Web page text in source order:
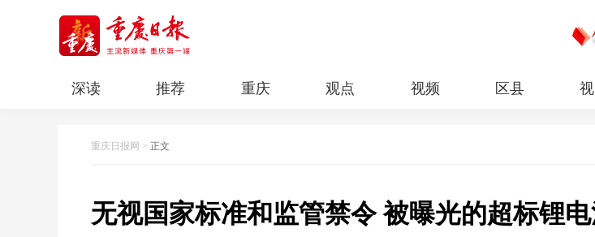
深读 推荐 重庆 观点 视频 区县
重庆日报网 > 正文
无视国家标准和监管禁令 被曝光的超标锂